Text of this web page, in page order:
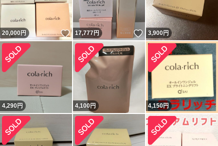
20,000円 いいね！
17,777円 いいね！
3,900円
4,290円 4,100円 4,150円